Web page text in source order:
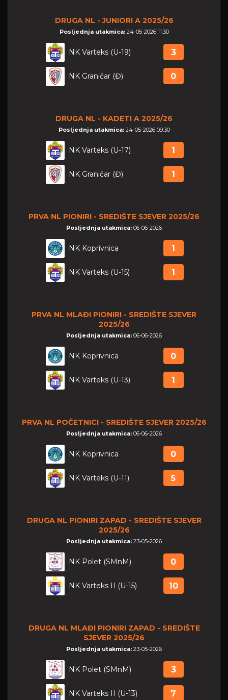
DRUGA NL - JUNIORI A 2025/26
Posljednja utakmica: 24-05-2026 11:30
NK Varteks (U-19) 3
NK Graničar (Đ) 0
DRUGA NL - KADETI A 2025/26
Posljednja utakmica: 24-05-2026 09:30
NK Varteks (U-17) 1
NK Graničar (Đ) 1
PRVA NL PIONIRI - SREDIŠTE SJEVER 2025/26
Posljednja utakmica: 06-06-2026
NK Koprivnica 1
NK Varteks (U-15) 1
PRVA NL MLAĐI PIONIRI - SREDIŠTE SJEVER
2025/26
Posljednja utakmica: 06-06-2026
NK Koprivnica 0
NK Varteks (U-13) 1
PRVA NL POČETNICI - SREDIŠTE SJEVER 2025/26
Posljednja utakmica: 06-06-2026
NK Koprivnica 0
NK Varteks (U-11) 5
DRUGA NL PIONIRI ZAPAD - SREDIŠTE SJEVER
2025/26
Posljednja utakmica: 23-05-2026
NK Polet (SMnM) 0
NK Varteks II (U-15) 10
DRUGA NL MLAĐI PIONIRI ZAPAD - SREDIŠTE
SJEVER 2025/26
Posljednja utakmica: 23-05-2026
NK Polet (SMnM) 3
NK Varteks II (U-13) 7